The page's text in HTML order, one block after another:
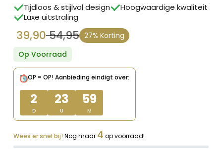
Tijdloos & stijlvol design
Hoogwaardige kwaliteit
Luxe uitstraling
54,95
Oorspronkelijke
prijs
was:
€ 54,95.
39,90
Huidige
prijs
is:
€ 39,90.
27% Korting
Op Voorraad
OP = OP!Aanbieding eindigt over:
2
D
23
U
59
M
Wees er snel bij! Nog maar 4 op voorraad!